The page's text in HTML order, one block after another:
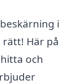
i
rätt! Här på
och